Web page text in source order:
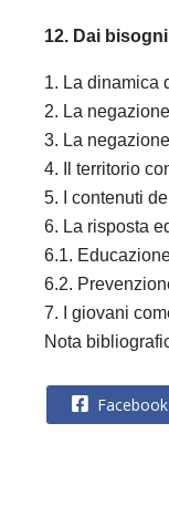
12. Dai
1. La dinamica
2. La
3. La
4. Il territorio
5. I contenuti
6. La risposta
6.1.
6.2.
7. I giovani
Nota
Facebook